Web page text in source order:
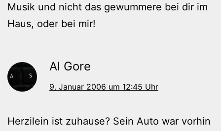
Musik und nicht das gewummere bei dir im
Haus, oder bei mir!
Al Gore
9. Januar 2006 um 12:45 Uhr
Herzilein ist zuhause? Sein Auto war vorhin